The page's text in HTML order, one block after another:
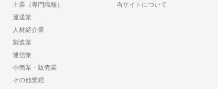
士業（専門職種）
運送業
人材紹介業
製造業
通信業
小売業・販売業
その他業種
当サイトについて